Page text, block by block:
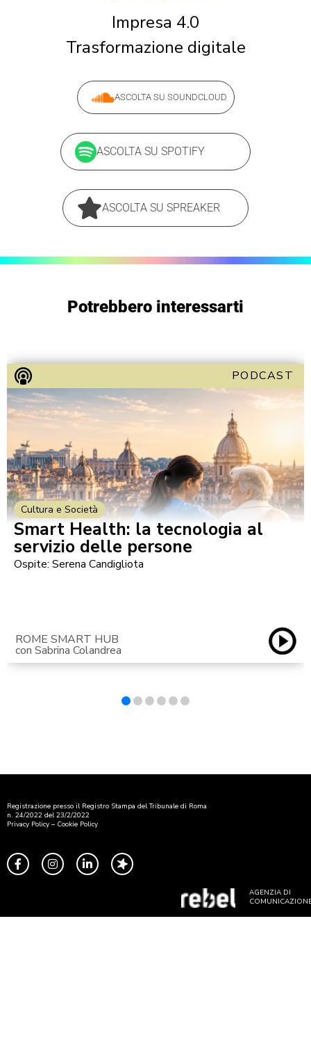
Impresa 4.0
Trasformazione digitale
ASCOLTA SU SOUNDCLOUD
ASCOLTA SU SPOTIFY
ASCOLTA SU SPREAKER
Potrebbero interessarti
PODCAST
Cultura e Società
Smart Health: la tecnologia al
servizio delle persone
Ospite: Serena Candigliota
ROME SMART HUB
con Sabrina Colandrea
Registrazione presso il Registro Stampa del Tribunale di Roma
n. 24/2022 del 23/2/2022
Privacy Policy – Cookie Policy
AGENZIA DI